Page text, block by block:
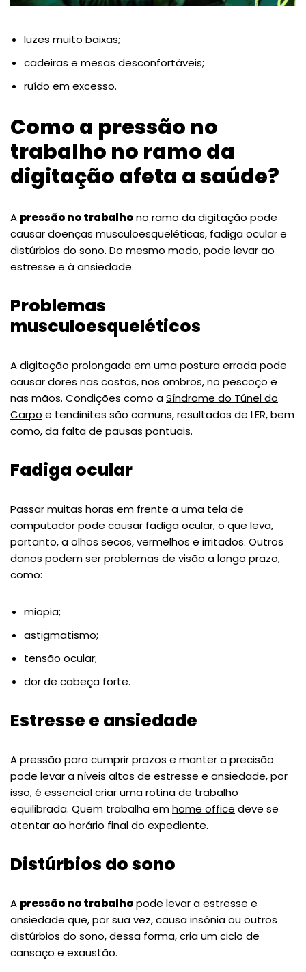
luzes muito baixas;
cadeiras e mesas desconfortáveis;
ruído em excesso.
Como a pressão no
trabalho no ramo da
digitação afeta a saúde?
A pressão no trabalhono ramo da digitação pode
causar doenças musculoesqueléticas, fadiga ocular e
distúrbios do sono. Do mesmo modo, pode levar ao
estresse e à ansiedade.
Problemas
musculoesqueléticos
A digitação prolongada em uma postura errada pode
causar dores nas costas, nos ombros, no pescoço e
nas mãos. Condições como aSíndrome do Túnel do
Carpo e tendinites são comuns, resultados de LER, bem
como, da falta de pausas pontuais.
Fadiga ocular
Passar muitas horas em frente a uma tela de
computador pode causar fadigaocular, o que leva,
portanto, a olhos secos, vermelhos e irritados. Outros
danos podem ser problemas de visão a longo prazo,
como:
miopia;
astigmatismo;
tensão ocular;
dor de cabeça forte.
Estresse e ansiedade
A pressão para cumprir prazos e manter a precisão
pode levar a níveis altos de estresse e ansiedade, por
isso, é essencial criar uma rotina de trabalho
equilibrada. Quem trabalha emhome office deve se
atentar ao horário final do expediente.
Distúrbios do sono
A pressão no trabalhopode levar a estresse e
ansiedade que, por sua vez, causa insônia ou outros
distúrbios do sono, dessa forma, cria um ciclo de
cansaço e exaustão.